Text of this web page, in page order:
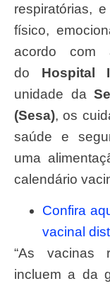
respiratórias,
físico,
acordo com
do Hospital
unidade da
(Sesa), os
saúde e
uma
calendário
Confira
vacinal
“As vacinas recomendadas para crianças
incluem a da